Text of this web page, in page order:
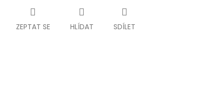
ZEPTAT SE HLÍDAT SDÍLET